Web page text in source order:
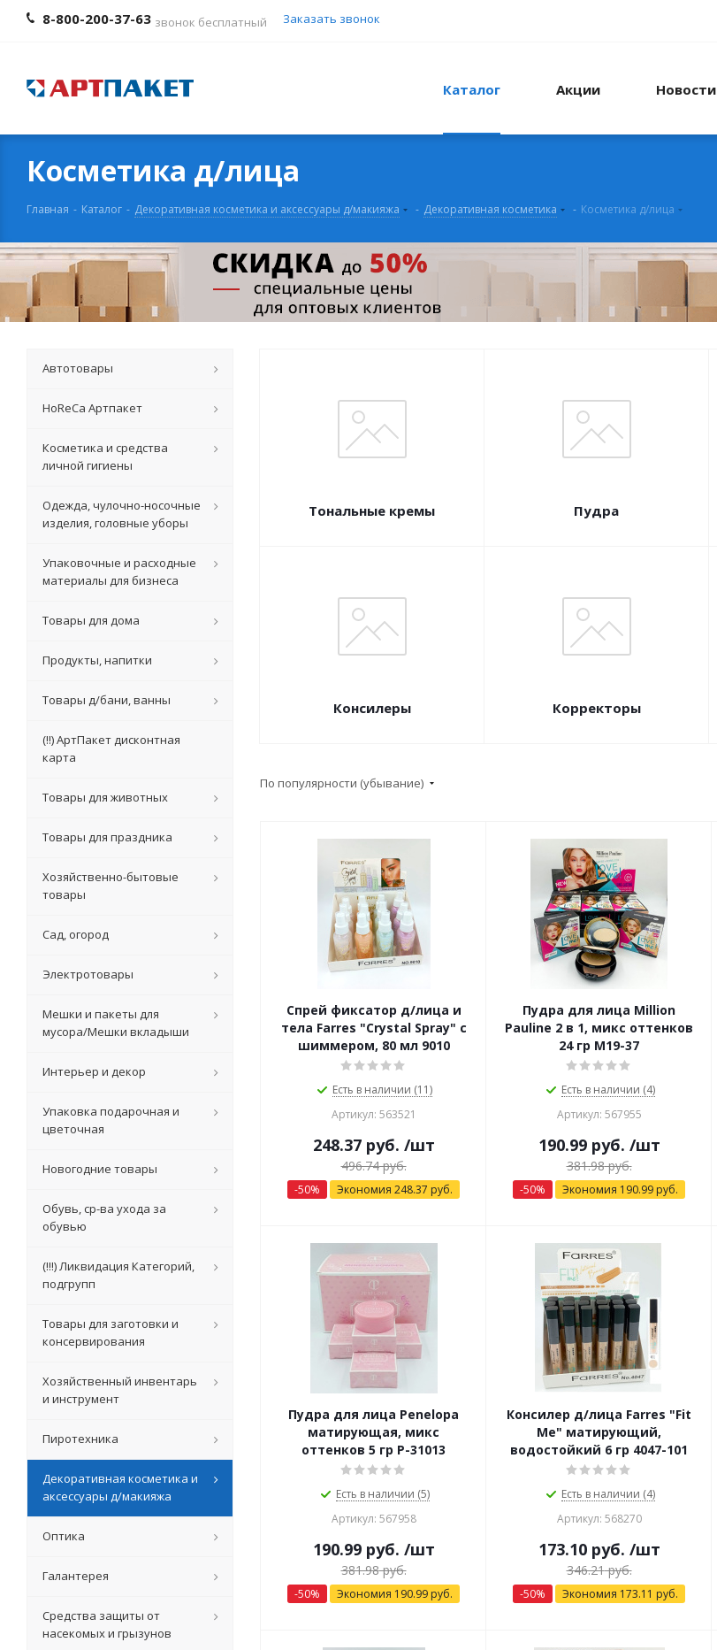
8-800-200-37-63 звонок бесплатный Заказать звонок
Каталог Акции Новости
Косметика д/лица
Главная - Каталог - Декоративная косметика и аксессуары д/макияжа - Декоративная косметика - Косметика д/лица
Тональные кремы Пудра
Консилеры Корректоры
По популярности (убывание)
Спрей фиксатор д/лица и
тела Farres "Crystal Spray" с
шиммером, 80 мл 9010
Есть в наличии (11)
Артикул: 563521
248.37руб. /шт
496.74руб.
-50% Экономия 248.37 руб.
Пудра для лица Million
Pauline 2 в 1, микс оттенков
24 гр М19-37
Есть в наличии (4)
Артикул: 567955
190.99руб. /шт
381.98руб.
-50% Экономия 190.99 руб.
Пудра для лица Penelopa
матирующая, микс
оттенков 5 гр Р-31013
Есть в наличии (5)
Артикул: 567958
190.99руб. /шт
381.98руб.
-50% Экономия 190.99 руб.
Консилер д/лица Farres "Fit
Me" матирующий,
водостойкий 6 гр 4047-101
Есть в наличии (4)
Артикул: 568270
173.10руб. /шт
346.21руб.
-50% Экономия 173.11 руб.
Автотовары
HoReCa Артпакет
Косметика и средства
личной гигиены
Одежда, чулочно-носочные
изделия, головные уборы
Упаковочные и расходные
материалы для бизнеса
Товары для дома
Продукты, напитки
Товары д/бани, ванны
(!!) АртПакет дисконтная
карта
Товары для животных
Товары для праздника
Хозяйственно-бытовые
товары
Сад, огород
Электротовары
Мешки и пакеты для
мусора/Мешки вкладыши
Интерьер и декор
Упаковка подарочная и
цветочная
Новогодние товары
Обувь, ср-ва ухода за
обувью
(!!!) Ликвидация Категорий,
подгрупп
Товары для заготовки и
консервирования
Хозяйственный инвентарь
и инструмент
Пиротехника
Декоративная косметика и
аксессуары д/макияжа
Оптика
Галантерея
Средства защиты от
насекомых и грызунов